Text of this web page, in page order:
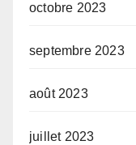
octobre 2023
septembre 2023
août 2023
juillet 2023